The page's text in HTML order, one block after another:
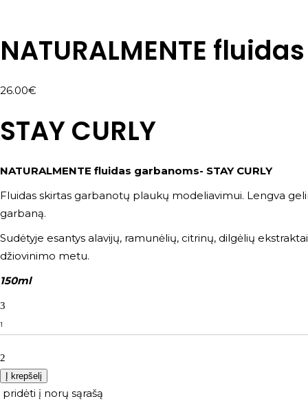
NATURALMENTE
26.00€
STAY CURLY
NATURALMENTE fluidas garbanoms- STAY CURLY
Fluidas skirtas garbanotų plaukų modeliavimui. Lengva
garbaną.
Sudėtyje esantys alavijų, ramunėlių, citrinų, dilgėlių
džiovinimo metu.
150ml
kiekis
Į krepšelį
pridėti į norų sąrašą